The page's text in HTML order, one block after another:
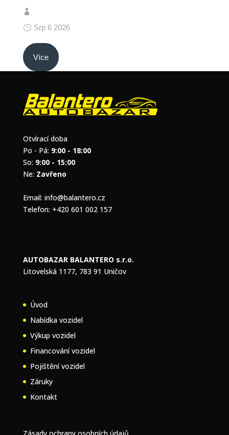
Srp 6 2026
Více
Otvírací doba
Po - Pá: 9:00 - 18:00
So: 9:00 - 15:00
Ne: Zavřeno
Email: info@balantero.cz
Telefon: +420 601 002 157
AUTOBAZAR BALANTERO s.r.o.
Litovelská 1177, 783 91 Uničov
Úvod
Nabídka vozidel
Výkup vozidel
Financování vozidel
Pojištění vozidel
Záruky
Kontakt